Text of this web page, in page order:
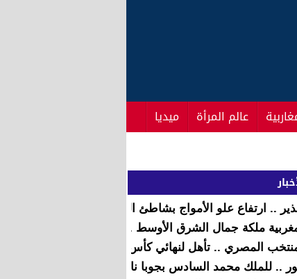
عالم المرأة ميديا
.. ارتفاع علو الأمواج بشاطئ العاصمة الرباط وتنبيه
ملكة جمال الشرق الأوسط .. شهادة حقيقية بخصوص
المصري .. تأهل لنهائي كأس أمم إفريقيا الغابون 2017
.. للملك محمد السادس بجوبا نالت إعجاب الجميع